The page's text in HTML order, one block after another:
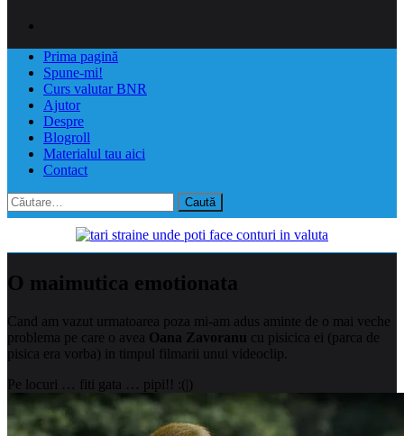
Prima pagină
Spune-mi!
Curs valutar BNR
Ajutor
Despre
Blogroll
Materialul tau aici
Contact
Caută
după:
O maimutica emotionata
Cand am vazut urmatoarea poza mi-am adus aminte de o mai veche
problema pe care o avea Oana Zavoranu cu pisicica ei (parca de
pisica era vorba) in timpul filmarii unui videoclip.
Pe locuri … fiti gata … pipi!! :(|)